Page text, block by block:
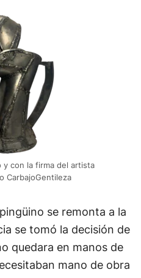
y con la firma del artista
CarbajoGentileza
se remonta a la
se tomó la decisión de
quedara en manos de
mano de obra